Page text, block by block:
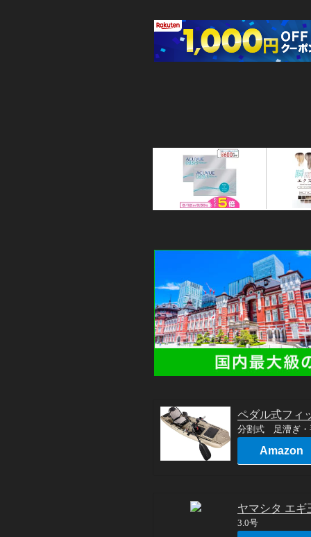
ペダル式フィ
分割式 足漕ぎ・
Amazon
ヤマシタ エギ
3.0号